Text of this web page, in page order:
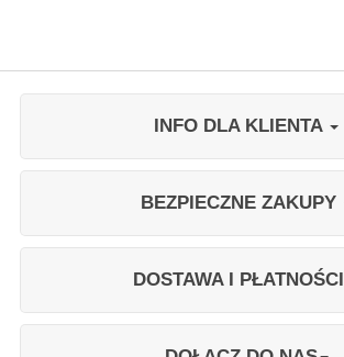
INFO DLA KLIENTA
BEZPIECZNE ZAKUPY
DOSTAWA I PŁATNOŚCI